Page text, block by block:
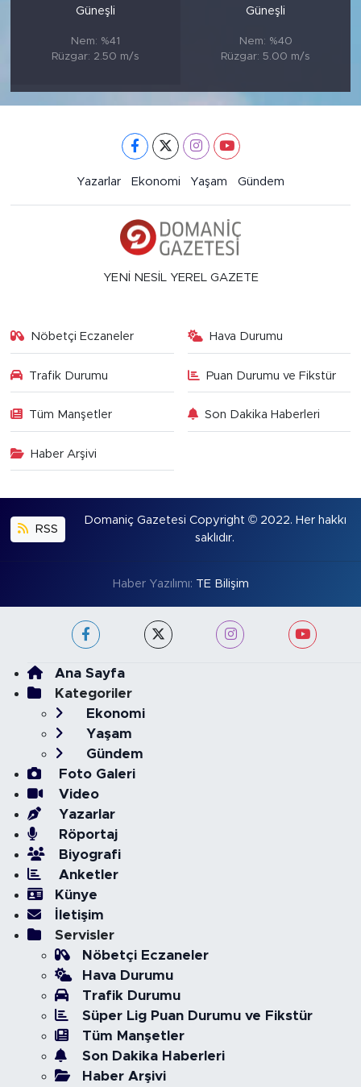
Güneşli
Nem: %41
Rüzgar: 2.50 m/s
Güneşli
Nem: %40
Rüzgar: 5.00 m/s
Yazarlar Ekonomi Yaşam Gündem
YENİ NESİL YEREL GAZETE
Nöbetçi Eczaneler Hava Durumu
Trafik Durumu Puan Durumu ve Fikstür
Tüm Manşetler Son Dakika Haberleri
Haber Arşivi
RSS
Domaniç Gazetesi Copyright © 2022. Her hakkı
saklıdır.
Haber Yazılımı: TE Bilişim
Ana Sayfa
Kategoriler
Ekonomi
Yaşam
Gündem
Foto Galeri
Video
Yazarlar
Röportaj
Biyografi
Anketler
Künye
İletişim
Servisler
Nöbetçi Eczaneler
Hava Durumu
Trafik Durumu
Süper Lig Puan Durumu ve Fikstür
Tüm Manşetler
Son Dakika Haberleri
Haber Arşivi